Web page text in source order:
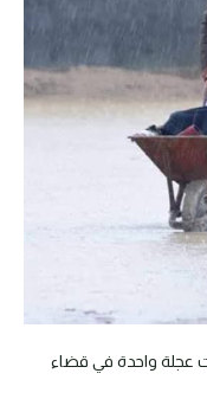
عجلة واحدة في قضاء